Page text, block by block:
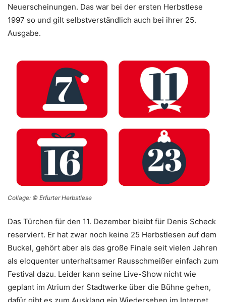
Neuerscheinungen. Das war bei der ersten Herbstlese
1997 so und gilt selbstverständlich auch bei ihrer 25.
Ausgabe.
Collage: © Erfurter Herbstlese
Das Türchen für den 11. Dezember bleibt für Denis Scheck
reserviert. Er hat zwar noch keine 25 Herbstlesen auf dem
Buckel, gehört aber als das große Finale seit vielen Jahren
als eloquenter unterhaltsamer Rausschmeißer einfach zum
Festival dazu. Leider kann seine Live-Show nicht wie
geplant im Atrium der Stadtwerke über die Bühne gehen,